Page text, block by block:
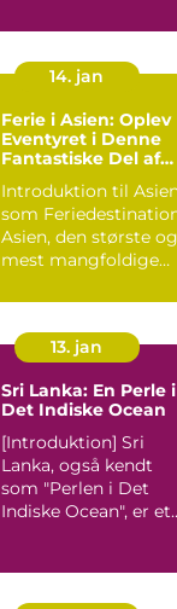
14. jan
Ferie i Asien: Oplev
Eventyret i Denne
Fantastiske Del af
Introduktion til
som
Asien, den største og
mest mangfoldige
13. jan
Sri Lanka: En Perle i
Det Indiske Ocean
[Introduktion] Sri
Lanka, også kendt
som "Perlen i Det
Indiske Ocean", er et